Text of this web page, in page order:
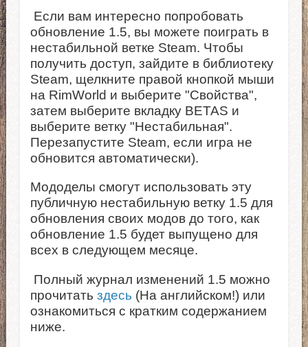
Если вам интересно попробовать
обновление 1.5, вы можете поиграть в
нестабильной ветке Steam. Чтобы
получить доступ, зайдите в библиотеку
Steam, щелкните правой кнопкой мыши
на RimWorld и выберите "Свойства",
затем выберите вкладку BETAS и
выберите ветку "Нестабильная".
Перезапустите Steam, если игра не
обновится автоматически).
Мододелы смогут использовать эту
публичную нестабильную ветку 1.5 для
обновления своих модов до того, как
обновление 1.5 будет выпущено для
всех в следующем месяце.
Полный журнал изменений 1.5 можно
прочитать здесь (На английском!) или
ознакомиться с кратким содержанием
ниже.